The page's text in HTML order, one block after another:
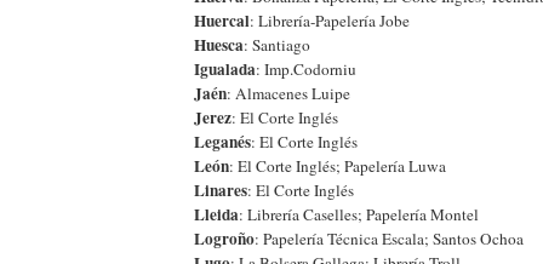
Huercal: Librería-Papelería Jobe
Huesca: Santiago
Igualada: Imp.Codorniu
Jaén: Almacenes Luipe
Jerez: El Corte Inglés
Leganés: El Corte Inglés
León: El Corte Inglés; Papelería Luwa
Linares: El Corte Inglés
Lleida: Librería Caselles; Papelería Montel
Logroño: Papelería Técnica Escala; Santos Ochoa